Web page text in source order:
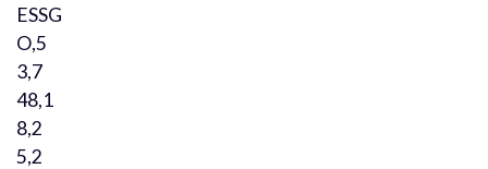
ESSG
O,5
3,7
48,1
8,2
5,2